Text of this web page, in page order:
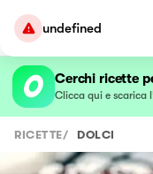
undefined
Cerchi ricette
Clicca qui e scarica
RICETTE/ DOLCI